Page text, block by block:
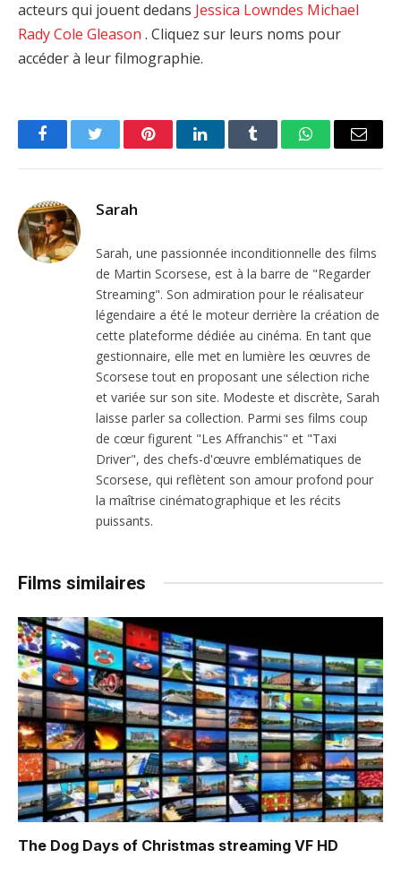
acteurs qui jouent dedans Jessica Lowndes Michael
RadyCole Gleason . Cliquez sur leurs noms pour
accéder à leur filmographie.
FacebookTwitter PinterestLinkedInTumblr WhatsAppEmail
Sarah
Sarah, une passionnée inconditionnelle des films
de Martin Scorsese, est à la barre de "Regarder
Streaming". Son admiration pour le réalisateur
légendaire a été le moteur derrière la création de
cette plateforme dédiée au cinéma. En tant que
gestionnaire, elle met en lumière les œuvres de
Scorsese tout en proposant une sélection riche
et variée sur son site. Modeste et discrète, Sarah
laisse parler sa collection. Parmi ses films coup
de cœur figurent "Les Affranchis" et "Taxi
Driver", des chefs-d'œuvre emblématiques de
Scorsese, qui reflètent son amour profond pour
la maîtrise cinématographique et les récits
puissants.
Films similaires
The Dog Days of Christmas streaming VF HD